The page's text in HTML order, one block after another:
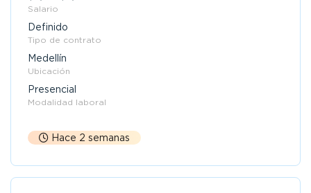
Salario
Definido
Tipo de contrato
Medellín
Ubicación
Presencial
Modalidad laboral
Hace 2 semanas